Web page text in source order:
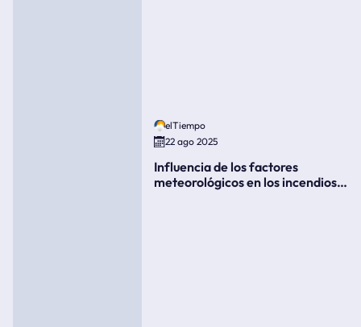
elTiempo
22 ago 2025
Influencia de los factores
meteorológicos en los incendios